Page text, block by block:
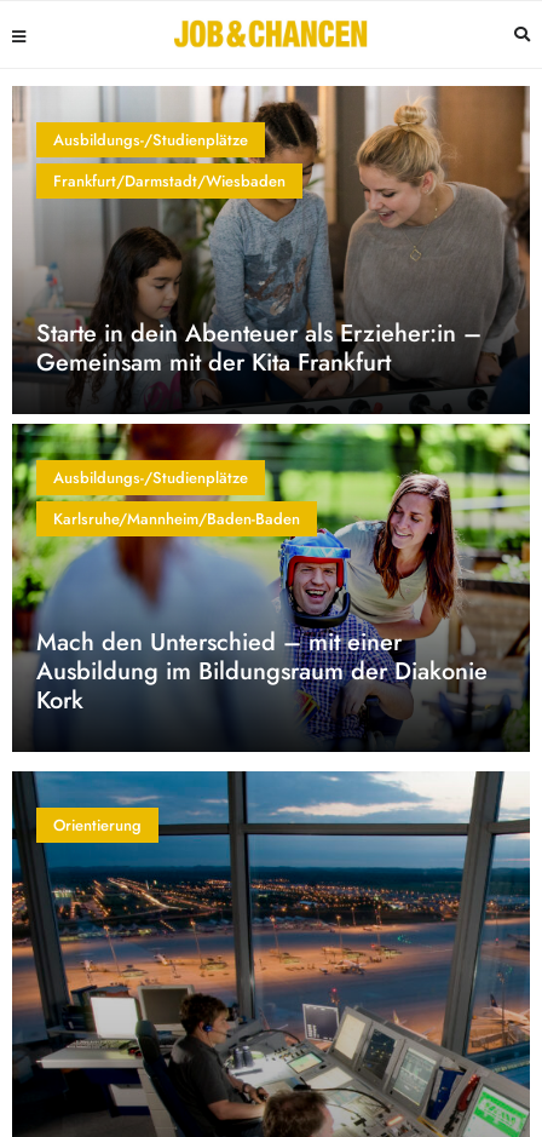
Ausbildungs-/Studienplätze
Frankfurt/Darmstadt/Wiesbaden
Starte in dein Abenteuer als Erzieher:in –
Gemeinsam mit der Kita Frankfurt
Ausbildungs-/Studienplätze
Karlsruhe/Mannheim/Baden-Baden
Mach den Unterschied – mit einer
Ausbildung im Bildungsraum der Diakonie
Kork
Orientierung